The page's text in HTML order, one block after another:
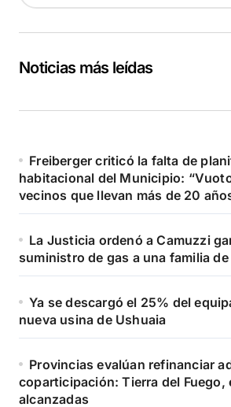
Noticias más leídas
Freiberger criticó la falta de
habitacional del Municipio:
vecinos que llevan más de 20
La Justicia ordenó a Camuzzi
suministro de gas a una familia
Ya se descargó el 25% del
nueva usina de Ushuaia
Provincias evalúan refinanciar
coparticipación: Tierra del Fuego,
alcanzadas